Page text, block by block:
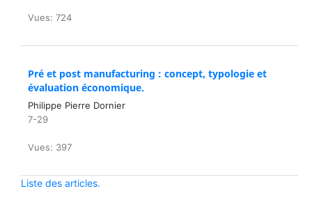
Vues: 724
Pré et post manufacturing : concept, typologie et
évaluation économique.
Philippe Pierre Dornier
7-29
Vues: 397
Liste des articles.